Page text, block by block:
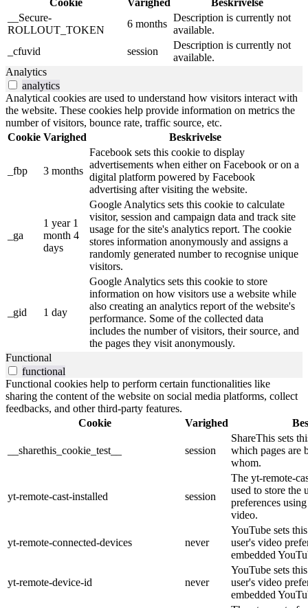
__Secure-
ROLLOUT_TOKEN
6 months
Description is currently not
available.
_cfuvid
session
Description is currently not
available.
Analytics
analytics
Analytical cookies are used to understand how visitors interact with
the website. These cookies help provide information on metrics the
number of visitors, bounce rate, traffic source, etc.
Cookie Varighed Beskrivelse
_fbp 3 months
Facebook sets this cookie to display
advertisements when either on Facebook or on a
digital platform powered by Facebook
advertising after visiting the website.
_ga
1 year 1
month 4
days
Google Analytics sets this cookie to calculate
visitor, session and campaign data and track site
usage for the site's analytics report. The cookie
stores information anonymously and assigns a
randomly generated number to recognise unique
visitors.
_gid 1 day
Google Analytics sets this cookie to store
information on how visitors use a website while
also creating an analytics report of the website's
performance. Some of the collected data
includes the number of visitors, their source, and
the pages they visit anonymously.
Functional
functional
Functional cookies help to perform certain functionalities like
sharing the content of the website on social media platforms, collect
feedbacks, and other third-party features.
Cookie
Varighed
__sharethis_cookie_test__ session
ShareThis sets
which pages are
whom.
yt-remote-cast-installed session
The yt-remote-
used to store the
preferences
video.
yt-remote-connected-devices never
YouTube sets
user's video
embedded
yt-remote-device-id never
YouTube sets
user's video
embedded